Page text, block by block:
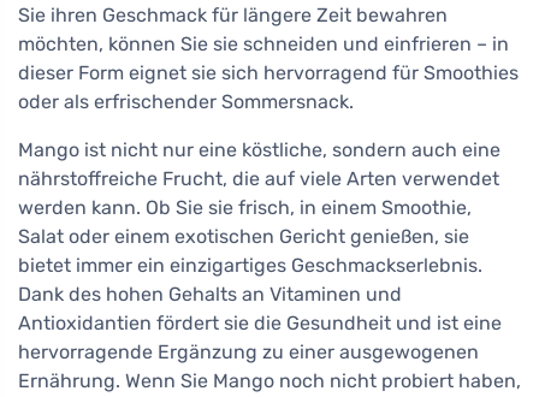
Sie ihren Geschmack für längere Zeit bewahren
möchten, können Sie sie schneiden und einfrieren – in
dieser Form eignet sie sich hervorragend für Smoothies
oder als erfrischender Sommersnack.
Mango ist nicht nur eine köstliche, sondern auch eine
nährstoffreiche Frucht, die auf viele Arten verwendet
werden kann. Ob Sie sie frisch, in einem Smoothie,
Salat oder einem exotischen Gericht genießen, sie
bietet immer ein einzigartiges Geschmackserlebnis.
Dank des hohen Gehalts an Vitaminen und
Antioxidantien fördert sie die Gesundheit und ist eine
hervorragende Ergänzung zu einer ausgewogenen
Ernährung. Wenn Sie Mango noch nicht probiert haben,